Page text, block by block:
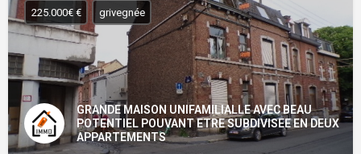
GRANDE MAISON UNIFAMILIALLE AVEC BEAU
POTENTIEL POUVANT ETRE SUBDIVISEE EN DEUX
APPARTEMENTS
225.000€ € grivegnée